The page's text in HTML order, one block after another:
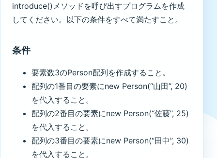
introduce()メソッドを呼び出すプログラムを作成
してください。以下の条件をすべて満たすこと。
条件
要素数3のPerson配列を作成すること。
配列の1番目の要素にnew Person(“山田”, 20)
を代入すること。
配列の2番目の要素にnew Person(“佐藤”, 25)
を代入すること。
配列の3番目の要素にnew Person(“田中”, 30)
を代入すること。